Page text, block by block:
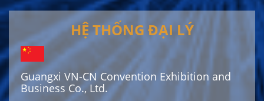
HỆ THỐNG ĐẠI LÝ
Guangxi VN-CN Convention Exhibition and
Business Co., Ltd.